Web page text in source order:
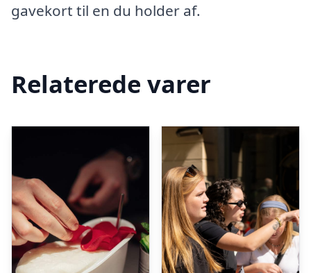
gavekort til en du holder af.
Relaterede varer